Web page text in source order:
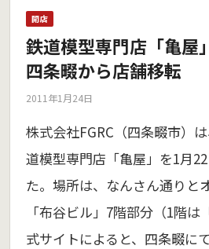
開店
鉄道模型専門店「亀屋
四条畷から店舗移転
2011年1月24日
株式会社FGRC（四条畷市）
道模型専門店「亀屋」を1月
た。場所は、なんさん通りと
「布谷ビル」7階部分（1階
式サイトによると、四条畷に